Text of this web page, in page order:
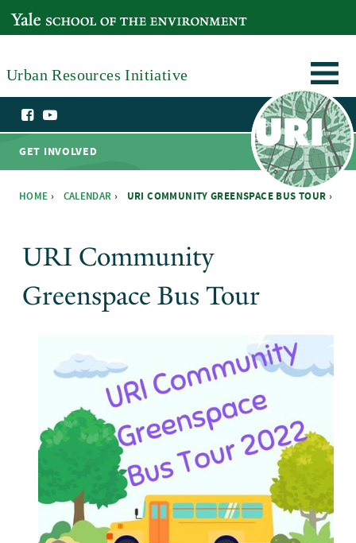
YALE SCHOOL OF THE ENVIRONMENT
Urban Resources Initiative
GET INVOLVED
HOME › CALENDAR › URI COMMUNITY GREENSPACE BUS TOUR ›
URI Community
Greenspace Bus Tour